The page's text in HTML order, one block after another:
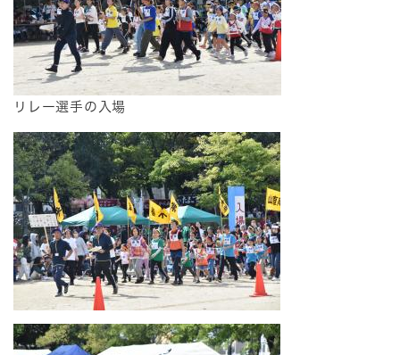
リレー選手の入場